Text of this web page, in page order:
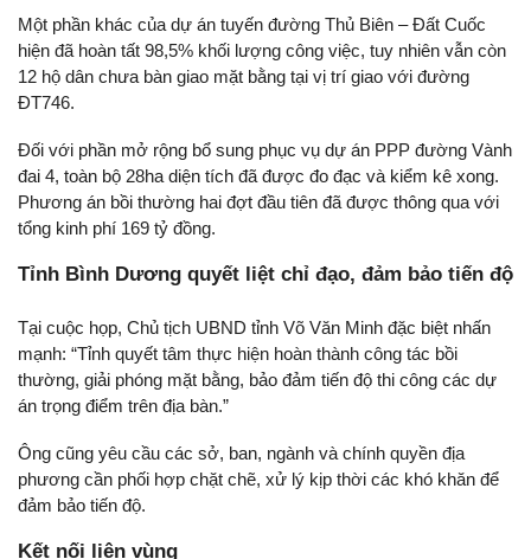
Một phần khác của dự án tuyến đường Thủ Biên – Đất Cuốc
hiện đã hoàn tất 98,5% khối lượng công việc, tuy nhiên vẫn còn
12 hộ dân chưa bàn giao mặt bằng tại vị trí giao với đường
ĐT746.
Đối với phần mở rộng bổ sung phục vụ dự án PPP đường Vành
đai 4, toàn bộ 28ha diện tích đã được đo đạc và kiểm kê xong.
Phương án bồi thường hai đợt đầu tiên đã được thông qua với
tổng kinh phí 169 tỷ đồng.
Tỉnh Bình Dương quyết liệt chỉ đạo, đảm bảo tiến độ
Tại cuộc họp, Chủ tịch UBND tỉnh Võ Văn Minh đặc biệt nhấn
mạnh: “Tỉnh quyết tâm thực hiện hoàn thành công tác bồi
thường, giải phóng mặt bằng, bảo đảm tiến độ thi công các dự
án trọng điểm trên địa bàn.”
Ông cũng yêu cầu các sở, ban, ngành và chính quyền địa
phương cần phối hợp chặt chẽ, xử lý kịp thời các khó khăn để
đảm bảo tiến độ.
Kết nối liên vùng